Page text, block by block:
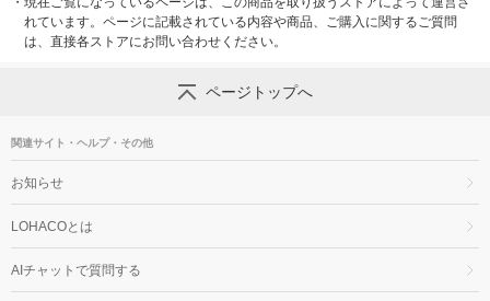
れています。ページに記載されている内容や商品、ご購入に関するご質問
は、直接各ストアにお問い合わせください。
ページトップへ
関連サイト・ヘルプ・その他
お知らせ
LOHACOとは
AIチャットで質問する